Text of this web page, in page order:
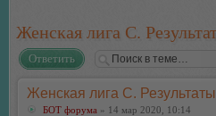
Женская лига С.
Ответить
Женская лига С. Результаты
БОТ форума » 14 мар 2020, 10:14